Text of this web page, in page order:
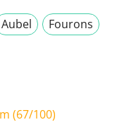
Aubel
Fourons
(67/100)